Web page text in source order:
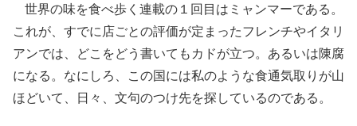
世界の味を食べ歩く連載の１回目はミャンマーである。
これが、すでに店ごとの評価が定まったフレンチやイタリ
アンでは、どこをどう書いてもカドが立つ。あるいは陳腐
になる。なにしろ、この国には私のような食通気取りが山
ほどいて、日々、文句のつけ先を探しているのである。